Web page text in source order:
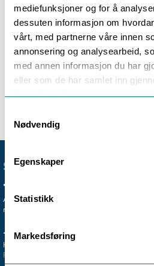
mediefunksjoner og for å
dessuten informasjon om
vårt, med partnerne våre innen
annonsering og analysearbeid,
med annen informasjon du har
eller som de har samlet inn
tjenestene deres.
Nødvendig
Egenskaper
Statistikk
Markedsføring
Beskrivelse
Vi forhandler Seepex pumper
SENTRALBORD
+47 72 59 61 00
Avdelingskontorene er koblet til vårt
mobile sentralbord.
TRONDHEIM
Hovedkontor & lager
Finn oss >